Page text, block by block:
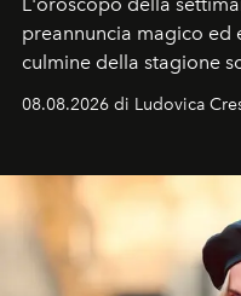
preannuncia magico ed
culmine della stagione
ideale per la notte delle
08.08.2026 di Ludovica